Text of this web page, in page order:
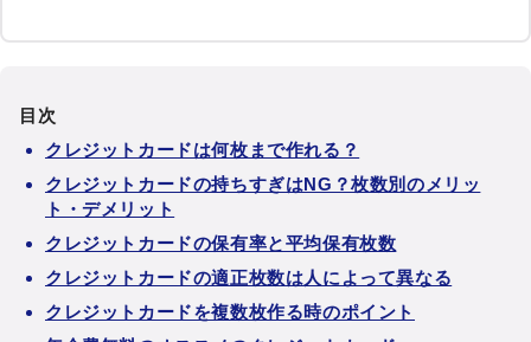
目次
クレジットカードは何枚まで作れる？
クレジットカードの持ちすぎはNG？枚数別のメリッ
ト・デメリット
クレジットカードの保有率と平均保有枚数
クレジットカードの適正枚数は人によって異なる
クレジットカードを複数枚作る時のポイント